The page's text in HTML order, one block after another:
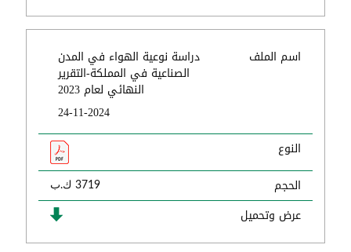
اسم الملف دراسة نوعية الهواء في المدن
الصناعية في المملكة-التقرير
النهائي لعام 2023
24-11-2024
النوع
الحجم
3719 ك.ب
عرض وتحميل